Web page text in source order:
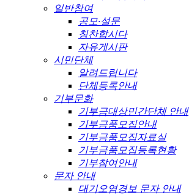
일반참여
공모·설문
칭찬합시다
자유게시판
시민단체
알려드립니다
단체등록안내
기부문화
기부금대상민간단체 안내
기부금품모집안내
기부금품모집자료실
기부금품모집등록현황
기부참여안내
문자 안내
대기오염경보 문자 안내